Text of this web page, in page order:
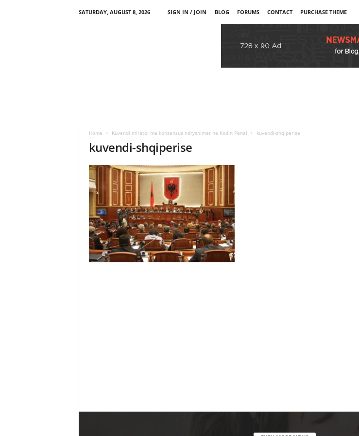
SATURDAY, AUGUST 8, 2026 SIGN IN / JOIN BLOG FORUMS CONTACT PURCHASE THEME
Home Kuvendi miratoi me konsensus ndryshimet ne Kodin Penal kuvendi-shqiperise
kuvendi-shqiperise